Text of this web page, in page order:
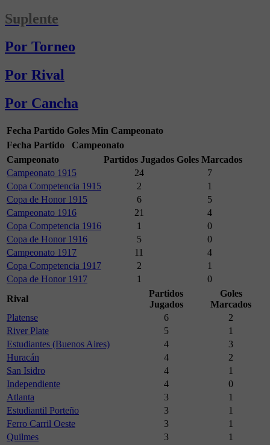
Suplente
Por Torneo
Por Rival
Por Cancha
Fecha Partido Goles Min Campeonato
Fecha Partido
Campeonato
Campeonato
Partidos Jugados Goles Marcados
Campeonato 1915
24
7
Copa Competencia 1915
2
1
Copa de Honor 1915
6
5
Campeonato 1916
21
4
Copa Competencia 1916
1
0
Copa de Honor 1916
5
0
Campeonato 1917
11
4
Copa Competencia 1917
2
1
Copa de Honor 1917
1
0
Rival
Partidos
Jugados
Goles
Marcados
Platense
6
2
River Plate
5
1
Estudiantes (Buenos Aires)
4
3
Huracán
4
2
San Isidro
4
1
Independiente
4
0
Atlanta
3
1
Estudiantil Porteño
3
1
Ferro Carril Oeste
3
1
Quilmes
3 1